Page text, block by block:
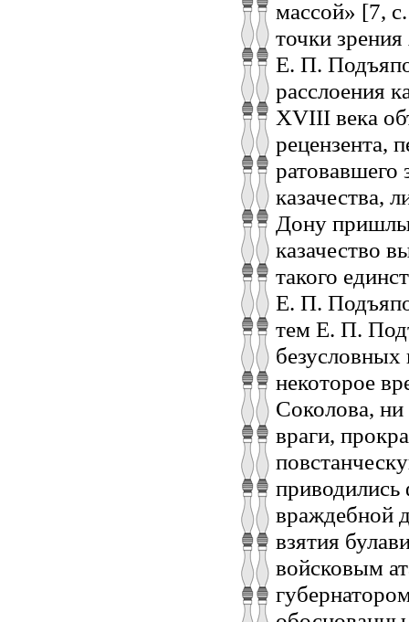
массой» [7,
точки
Е. П.
расслоения
XVIII века
рецензента,
ратовавшего
казачества,
Дону
казачество
такого
Е. П.
тем Е. П.
безусловных
некоторое
Соколова,
враги,
враждебной
взятия
войсковым